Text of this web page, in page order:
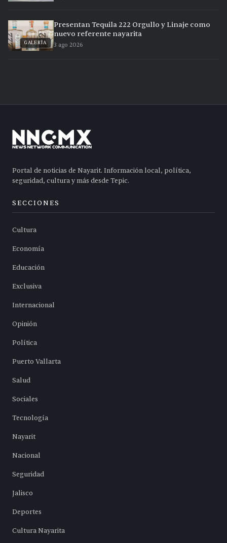
GALERÍA
Presentan Tequila 222 Orgullo y Linaje como
nuevo referente nayarita
3 ago 2026
Portal de noticias de Nayarit. Información local, política,
seguridad, cultura y más desde Tepic.
SECCIONES
Cultura
Economía
Educación
Exclusiva
Internacional
Opinión
Política
Puerto Vallarta
Salud
Sociales
Tecnología
Nayarit
Nacional
Seguridad
Jalisco
Deportes
Cultura Nayarita